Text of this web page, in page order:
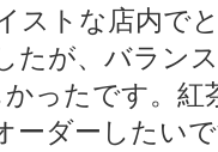
ストな店内で
たが、バラン
ったです。
ーダーしたい